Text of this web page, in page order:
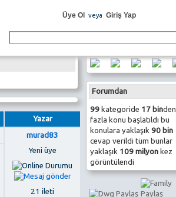
Üye Ol veya Giriş Yap
Forumdan
99kategoride 17 binden
fazla konu başlatıldı bu
konulara yaklaşık 90 bin
cevap verildi tüm bunlar
yaklaşık 109 milyonkez
görüntülendi
Yazar
murad83
Yeni üye
21 ileti